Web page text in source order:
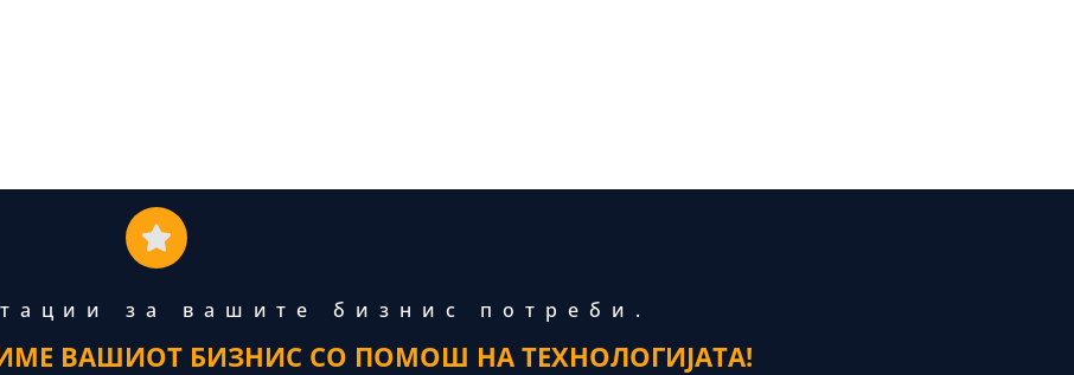
за вашите бизнис потреби.
ВАШИОТ БИЗНИС СО ПОМОШ НА ТЕХНОЛОГИЈАТА!